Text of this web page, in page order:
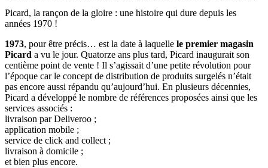
Picard, la rançon de la gloire : une histoire qui dure depuis les
années 1970 !
1973, pour être précis… est la date à laquelle le premier magasin
Picard a vu le jour. Quatorze ans plus tard, Picard inaugurait son
centième point de vente ! Il s’agissait d’une petite révolution pour
l’époque car le concept de distribution de produits surgelés n’était
pas encore aussi répandu qu’aujourd’hui. En plusieurs décennies,
Picard a développé le nombre de références proposées ainsi que les
services associés :
livraison par Deliveroo ;
application mobile ;
service de click and collect ;
livraison à domicile ;
et bien plus encore.